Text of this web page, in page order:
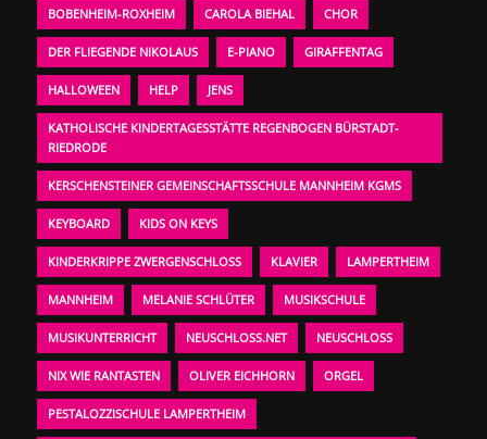
BOBENHEIM-ROXHEIM CAROLA BIEHAL CHOR
DER FLIEGENDE NIKOLAUS E-PIANO GIRAFFENTAG
HALLOWEEN HELP JENS
KATHOLISCHE KINDERTAGESSTÄTTE REGENBOGEN BÜRSTADT-
RIEDRODE
KERSCHENSTEINER GEMEINSCHAFTSSCHULE MANNHEIM KGMS
KEYBOARD KIDS ON KEYS
KINDERKRIPPE ZWERGENSCHLOSS KLAVIER LAMPERTHEIM
MANNHEIM MELANIE SCHLÜTER MUSIKSCHULE
MUSIKUNTERRICHT NEUSCHLOSS.NET NEUSCHLOSS
NIX WIE RANTASTEN OLIVER EICHHORN ORGEL
PESTALOZZISCHULE LAMPERTHEIM